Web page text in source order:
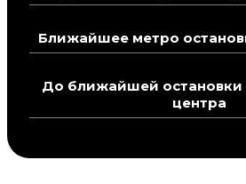
Ближайшее метро
До ближайшей остановки
центра